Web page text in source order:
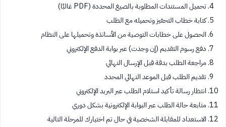
تحميل المستندات المطلوبة بالصيغ المحددة (PDF غالبًا)
كتابة خطاب التحفيز وتحميله مع الطلب
الحصول على خطابات التوصية من الأساتذة وتحميلها على النظام
دفع رسوم التقديم (إن وجدت) عبر بوابة الدفع الإلكتروني
مراجعة الطلب بدقة قبل الإرسال النهائي
تقديم الطلب قبل الموعد النهائي المحدد
انتظار رسالة تأكيد استلام الطلب عبر البريد الإلكتروني
متابعة حالة الطلب عبر البوابة الإلكترونية بشكل دوري
الاستعداد للمقابلة الشخصية في حال تم اختيارك للمرحلة التالية